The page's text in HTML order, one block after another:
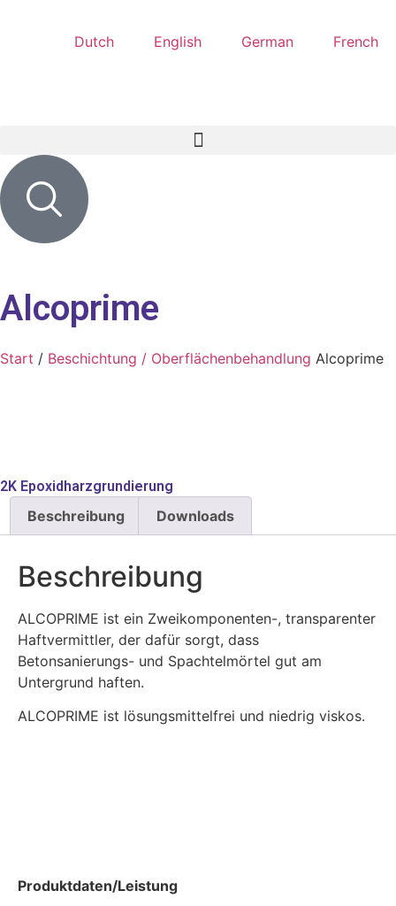
Dutch English German French
Alcoprime
Start / Beschichtung / Oberflächenbehandlung Alcoprime
2K Epoxidharzgrundierung
Beschreibung Downloads
Beschreibung
ALCOPRIME ist ein Zweikomponenten-, transparenter
Haftvermittler, der dafür sorgt, dass
Betonsanierungs- und Spachtelmörtel gut am
Untergrund haften.
ALCOPRIME ist lösungsmittelfrei und niedrig viskos.
Produktdaten/Leistung